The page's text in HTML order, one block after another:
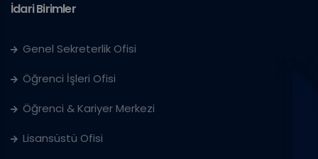
İdari Birimler
Genel Sekreterlik Ofisi
Öğrenci İşleri Ofisi
Öğrenci & Kariyer Merkezi
Lisansüstü Ofisi